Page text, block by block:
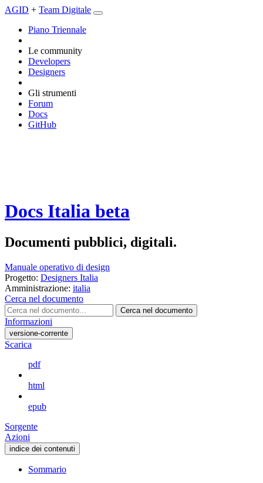
AGID + Team Digitale
Piano Triennale
Le community
Developers
Designers
Gli strumenti
Forum
Docs
GitHub
Docs Italia beta
Documenti pubblici, digitali.
Manuale operativo di design
Progetto: Designers Italia
Amministrazione: italia
Cerca nel documento
Cerca nel documento
Informazioni
versione-corrente
Scarica
pdf
html
epub
Sorgente
Azioni
indice dei contenuti
Sommario